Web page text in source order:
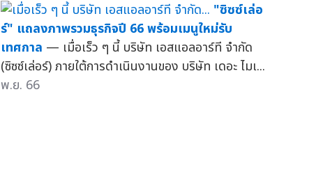
"ซิซซ์เล่อ
ร์" แถลงภาพรวมธุรกิจปี 66 พร้อมเมนูใหม่รับ
เทศกาล — เมื่อเร็ว ๆ นี้ บริษัท เอสแอลอาร์ที จำกัด
(ซิซซ์เล่อร์) ภายใต้การดำเนินงานของ บริษัท เดอะ ไมเ...
พ.ย. 66